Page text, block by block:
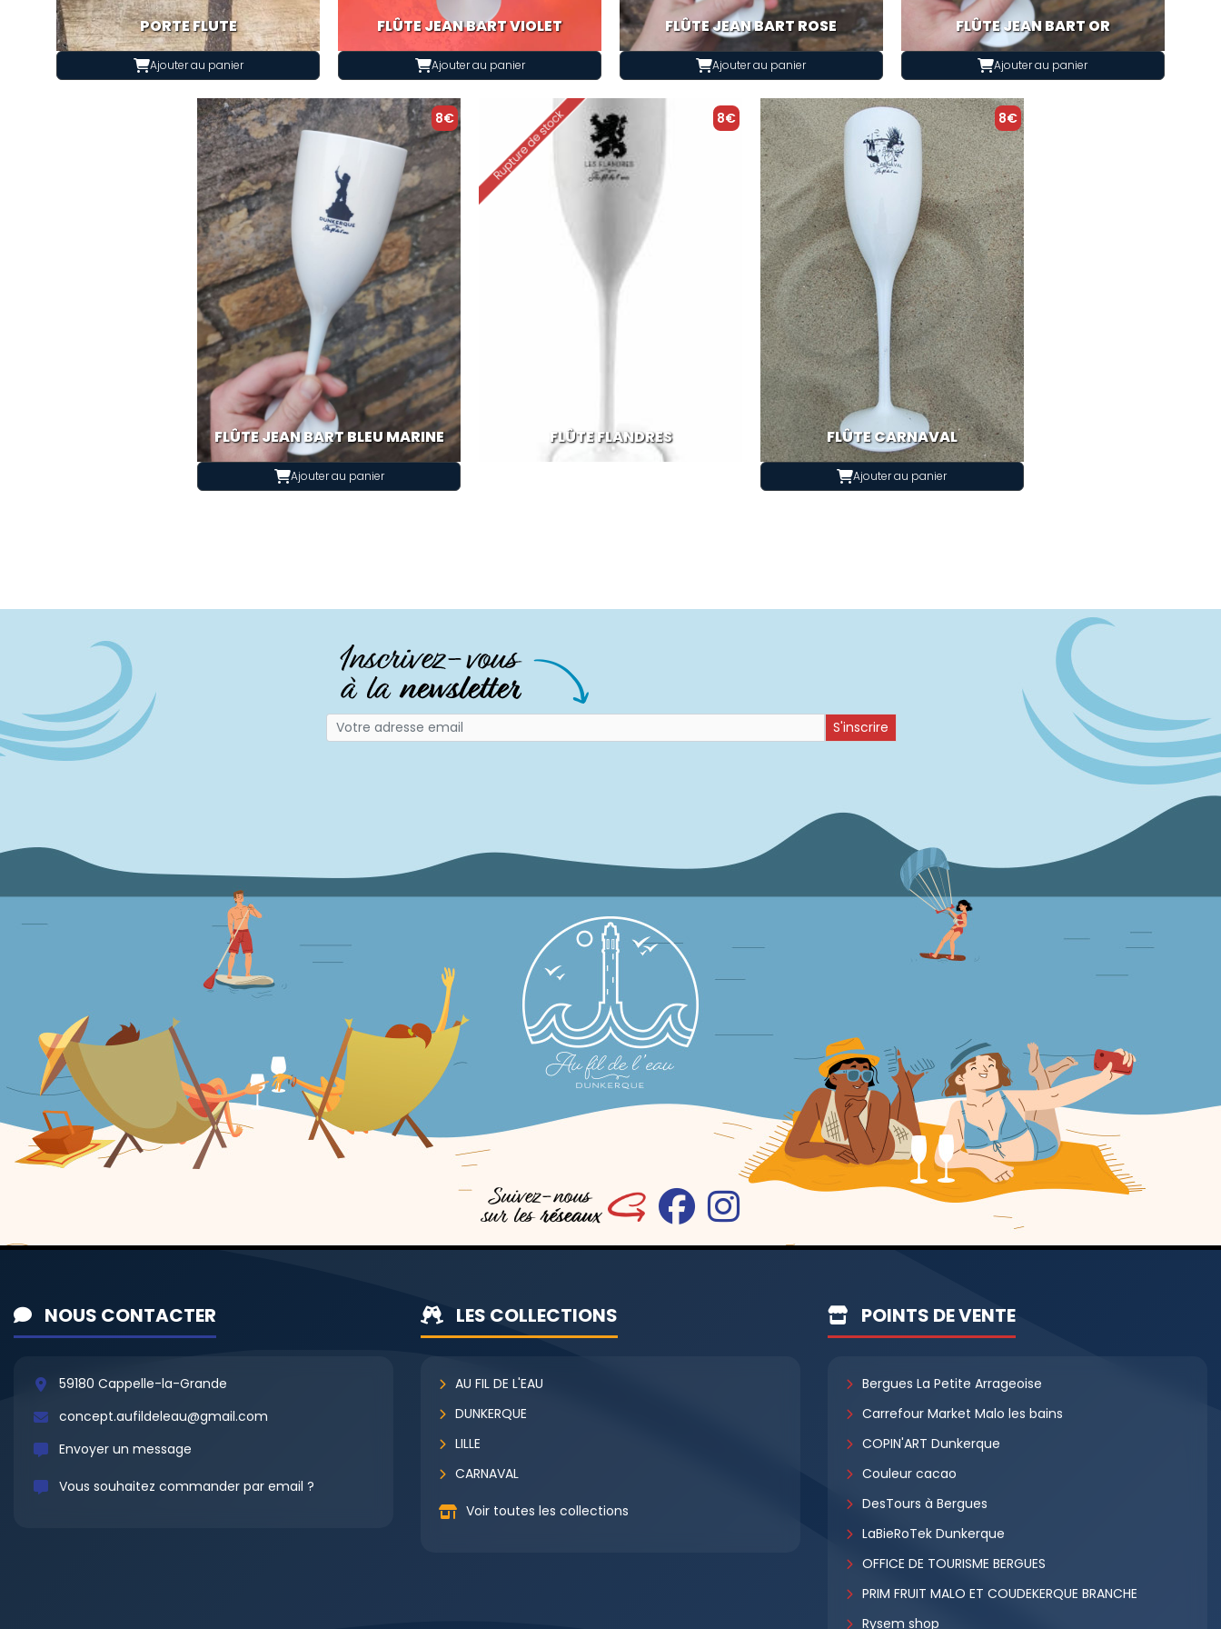
PORTE FLUTE
Ajouter au panier
FLÛTE JEAN BART VIOLET
Ajouter au panier
FLÛTE JEAN BART ROSE
Ajouter au panier
FLÛTE JEAN BART OR
Ajouter au panier
FLÛTE JEAN BART BLEU MARINE
8€
Ajouter au panier
FLÛTE FLANDRES
8€
FLÛTE CARNAVAL
8€
Ajouter au panier
S'inscrire
NOUS CONTACTER
59180 Cappelle-la-Grande
concept.aufildeleau@gmail.com
Envoyer un message
Vous souhaitez commander par email ?
LES COLLECTIONS
AU FIL DE L'EAU
DUNKERQUE
LILLE
CARNAVAL
Voir toutes les collections
POINTS DE VENTE
Bergues La Petite Arrageoise
Carrefour Market Malo les bains
COPIN'ART Dunkerque
Couleur cacao
DesTours à Bergues
LaBieRoTek Dunkerque
OFFICE DE TOURISME BERGUES
PRIM FRUIT MALO ET COUDEKERQUE BRANCHE
Rysem shop